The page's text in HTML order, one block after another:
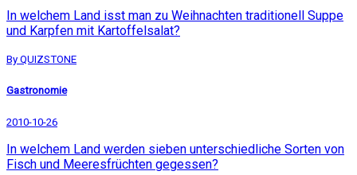
In welchem Land isst man zu Weihnachten traditionell Suppe
und Karpfen mit Kartoffelsalat?
By QUIZSTONE
Gastronomie
2010-10-26
In welchem Land werden sieben unterschiedliche Sorten von
Fisch und Meeresfrüchten gegessen?